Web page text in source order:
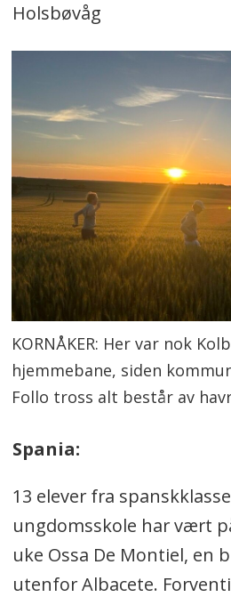
Holsbøvåg
KORNÅKER: Her var nok
hjemmebane, siden
Follo tross alt består av
Spania:
13 elever fra
ungdomsskole har vært
uke Ossa De Montiel, en
utenfor Albacete.